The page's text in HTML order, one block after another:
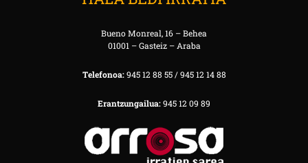
Bueno Monreal, 16 – Behea
01001 – Gasteiz – Araba
Telefonoa:945 12 88 55 / 945 12 14 88
Erantzungailua:945 12 09 89